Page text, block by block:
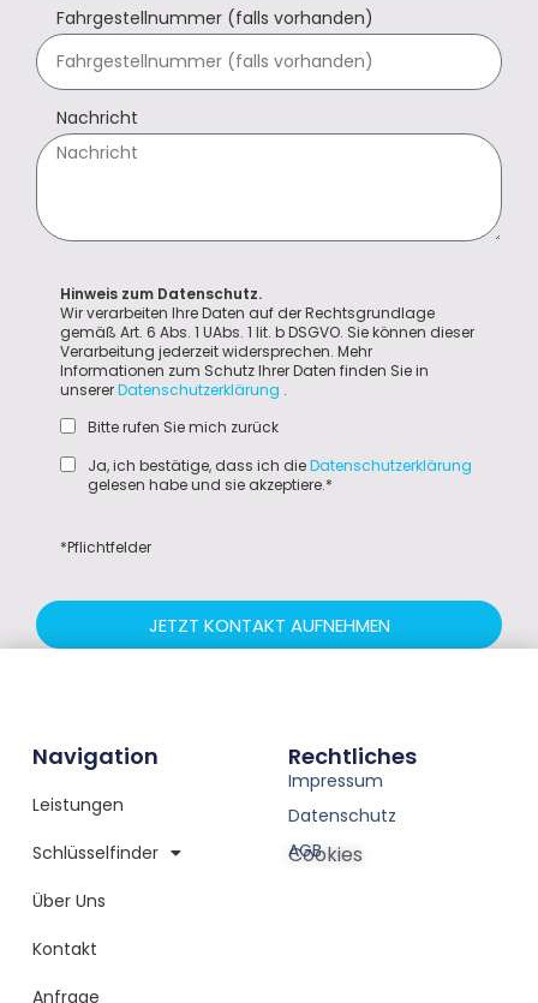
Fahrgestellnummer (falls vorhanden)
Nachricht
Hinweis zum Datenschutz.
Wir verarbeiten Ihre Daten auf der Rechtsgrundlage
gemäß Art. 6 Abs. 1 UAbs. 1 lit. b DSGVO. Sie können dieser
Verarbeitung jederzeit widersprechen. Mehr
Informationen zum Schutz Ihrer Daten finden Sie in
unsererDatenschutzerklärung .
Bitte rufen Sie mich zurück
Ja, ich bestätige, dass ich dieDatenschutzerklärung
gelesen habe und sie akzeptiere.*
*Pflichtfelder
JETZT KONTAKT AUFNEHMEN
Navigation
Leistungen
Schlüsselfinder
Über Uns
Kontakt
Anfrage
Rechtliches
Impressum
Datenschutz
AGB
Cookies